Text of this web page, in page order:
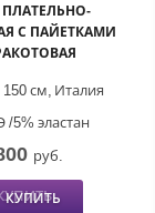
ПЛАТЕЛЬНО-
С ПАЙЕТКАМИ
Италия
150 см,
/5% эластан
руб.
КУПИТЬ